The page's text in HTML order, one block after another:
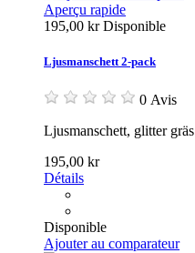
Aperçu rapide
195,00 krDisponible
Ljusmanschett 2-pack
0 Avis
Ljusmanschett, glitter gräs
195,00 kr
Détails
Disponible
Ajouter au comparateur